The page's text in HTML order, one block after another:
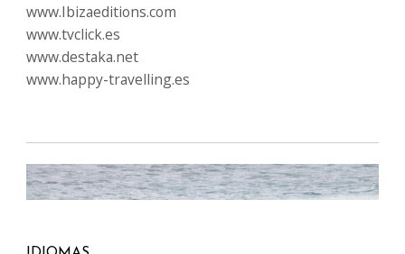
www.Ibizaeditions.com
www.tvclick.es
www.destaka.net
www.happy-travelling.es